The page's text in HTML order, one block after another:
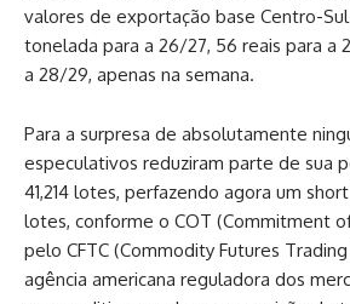
valores de exportação base Centro-
tonelada para a 26/27, 56 reais para a
a 28/29, apenas na semana.
Para a surpresa de absolutamente
especulativos reduziram parte de sua
41,214 lotes, perfazendo agora um
lotes, conforme o COT (Commitment
pelo CFTC (Commodity Futures
agência americana reguladora dos